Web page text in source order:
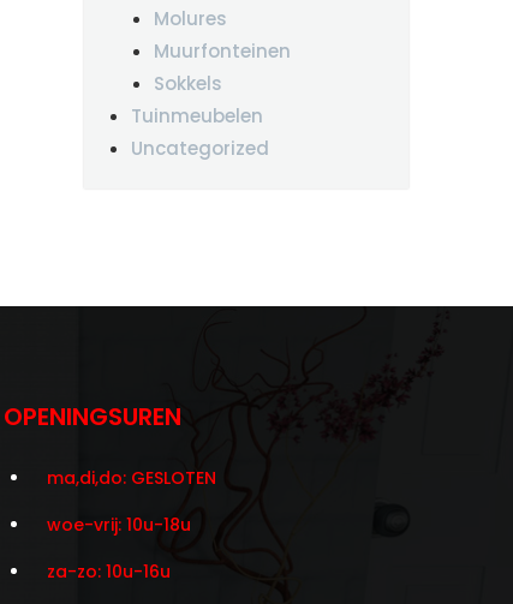
Molures
Muurfonteinen
Sokkels
Tuinmeubelen
Uncategorized
OPENINGSUREN
ma,di,do: GESLOTEN
woe-vrij: 10u-18u
za-zo: 10u-16u